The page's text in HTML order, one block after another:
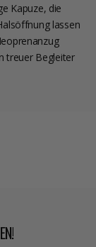
Kapuze, die
lassen
treuer Begleiter